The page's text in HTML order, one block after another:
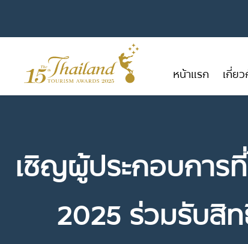
หน้าแรก เกี่ย
เชิญผู้ประกอบการ
2025 ร่วมรับสิ